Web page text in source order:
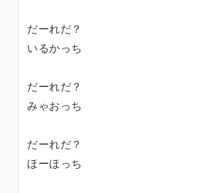
だーれだ？
いるかっち
だーれだ？
みゃおっち
だーれだ？
ほーほっち